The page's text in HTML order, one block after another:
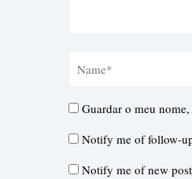
Guardar o meu
Notify me of follow-
Notify me of new